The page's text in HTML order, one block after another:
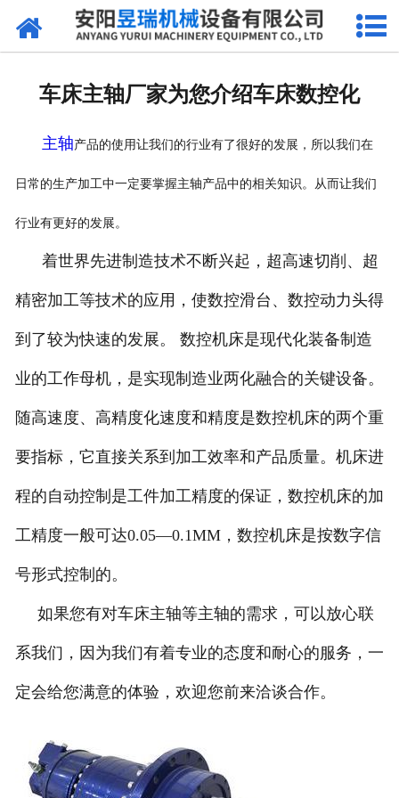
网站首页
联系我们
车床主轴厂家为您介绍车床数控化
主轴产品的使用让我们的行业有了很好的发展，所以我们在
日常的生产加工中一定要掌握主轴产品中的相关知识。从而让我们
行业有更好的发展。
着世界先进制造技术不断兴起，超高速切削、超
精密加工等技术的应用，使数控滑台、数控动力头得
到了较为快速的发展。 数控机床是现代化装备制造
业的工作母机，是实现制造业两化融合的关键设备。
随高速度、高精度化速度和精度是数控机床的两个重
要指标，它直接关系到加工效率和产品质量。 机床进
程的自动控制是工件加工精度的保证，数控机床的加
工精度一般可达0.05—0.1MM，数控机床是按数字信
号形式控制的。
如果您有对车床主轴等主轴的需求，可以放心联
系我们，因为我们有着专业的态度和耐心的服务，一
定会给您满意的体验，欢迎您前来洽谈合作。